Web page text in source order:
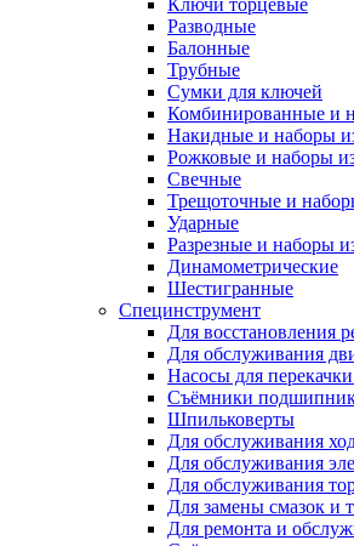
Ключи торцевые
Разводные
Балонные
Трубные
Сумки для ключей
Комбинированные и
Накидные и наборы
Рожковые и наборы
Свечные
Трещоточные и
Ударные
Разрезные и наборы
Динамометрические
Шестигранные
Специнструмент
Для восстановления
Для обслуживания
Насосы для
Съёмники
Шпильковерты
Для обслуживания
Для обслуживания
Для обслуживания
Для замены смазок и
Для ремонта и